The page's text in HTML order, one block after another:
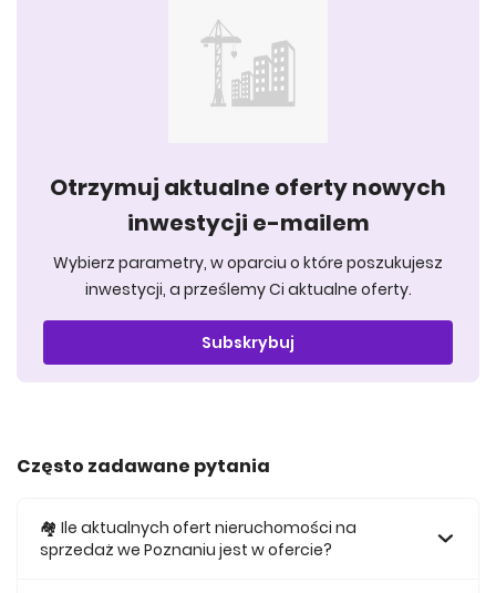
Otrzymuj aktualne oferty nowych
inwestycji e-mailem
Wybierz parametry, w oparciu o które poszukujesz
inwestycji, a prześlemy Ci aktualne oferty.
Subskrybuj
Często zadawane pytania
🏘️ Ile aktualnych ofert nieruchomości na
sprzedaż we Poznaniu jest w ofercie?